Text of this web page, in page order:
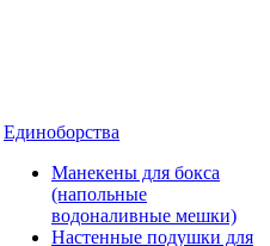
Единоборства
Манекены для бокса
(напольные
водоналивные мешки)
Настенные подушки для